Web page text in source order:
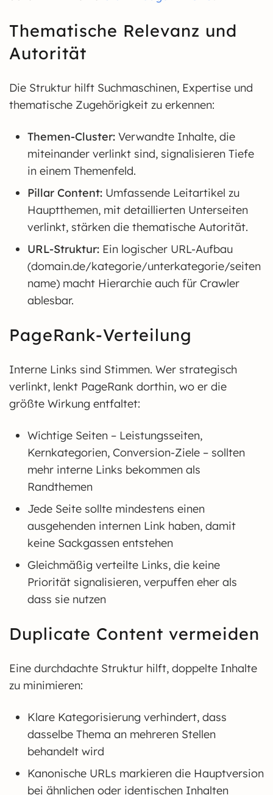
Thematische Relevanz und
Autorität
Die Struktur hilft Suchmaschinen, Expertise und
thematische Zugehörigkeit zu erkennen:
Themen-Cluster: Verwandte Inhalte, die
miteinander verlinkt sind, signalisieren Tiefe
in einem Themenfeld.
Pillar Content: Umfassende Leitartikel zu
Hauptthemen, mit detaillierten Unterseiten
verlinkt, stärken die thematische Autorität.
URL-Struktur: Ein logischer URL-Aufbau
(domain.de/kategorie/unterkategorie/seiten
name) macht Hierarchie auch für Crawler
ablesbar.
PageRank-Verteilung
Interne Links sind Stimmen. Wer strategisch
verlinkt, lenkt PageRank dorthin, wo er die
größte Wirkung entfaltet:
Wichtige Seiten – Leistungsseiten,
Kernkategorien, Conversion-Ziele – sollten
mehr interne Links bekommen als
Randthemen
Jede Seite sollte mindestens einen
ausgehenden internen Link haben, damit
keine Sackgassen entstehen
Gleichmäßig verteilte Links, die keine
Priorität signalisieren, verpuffen eher als
dass sie nutzen
Duplicate Content vermeiden
Eine durchdachte Struktur hilft, doppelte Inhalte
zu minimieren:
Klare Kategorisierung verhindert, dass
dasselbe Thema an mehreren Stellen
behandelt wird
Kanonische URLs markieren die Hauptversion
bei ähnlichen oder identischen Inhalten